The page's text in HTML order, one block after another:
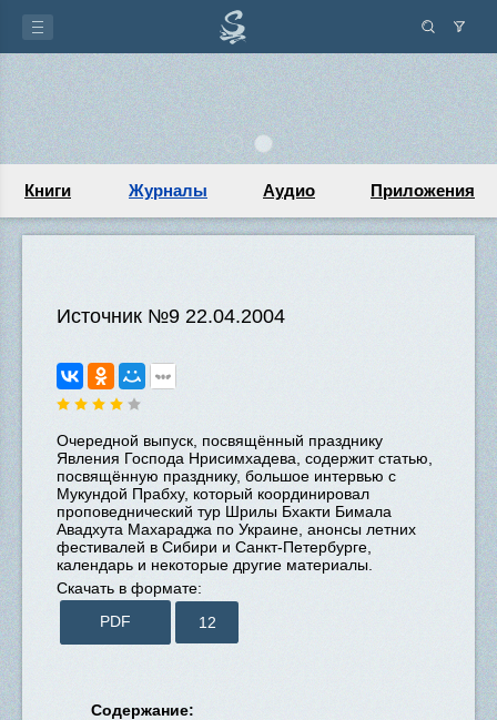
Книги Журналы Аудио Приложения
Источник №9 22.04.2004
Очередной выпуск, посвящённый празднику
Явления Господа Нрисимхадева, содержит статью,
посвящённую празднику, большое интервью с
Мукундой Прабху, который координировал
проповеднический тур Шрилы Бхакти Бимала
Авадхута Махараджа по Украине, анонсы летних
фестивалей в Сибири и Санкт-Петербурге,
календарь и некоторые другие материалы.
Скачать в формате:
PDF
12
Содержание: